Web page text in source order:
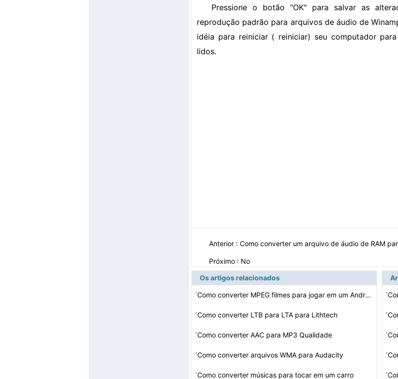
Pressione o botão "OK" para salvar as
reprodução padrão para arquivos de áudio de
idéia para reiniciar ( reiniciar) seu computador
lidos.
Anterior : Como converter um arquivo de áudio de RAM
Próximo : No
Os artigos relacionados
·
Como converter MPEG filmes para jogar em um Android
·Como converter LTB para LTA para Lithtech
·Como converter AAC para MP3 Qualidade
·Como converter arquivos WMA para Audacity
·Como converter músicas para tocar em um carro
·
·
·
·
·